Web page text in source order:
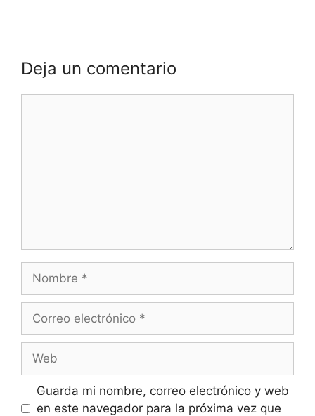
Deja un comentario
Guarda mi nombre, correo electrónico y web
en este navegador para la próxima vez que